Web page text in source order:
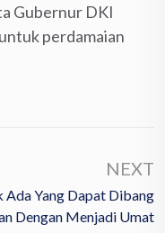
Gubernur DKI
perdamaian
NEXT
Ada Yang Dapat Dibang
Dengan Menjadi Umat